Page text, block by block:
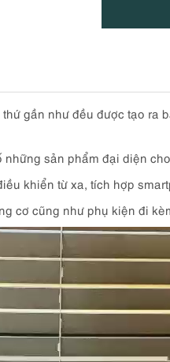
gần như đều được tạo
những sản phẩm đại diện
khiển từ xa, tích hợp
cơ cũng như phụ kiện đi